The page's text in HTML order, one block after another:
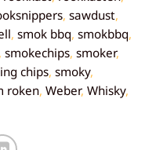
, sawdust,
, smok bbq, smokbbq,
, smokechips, smoker,
chips, smoky,
roken, Weber, Whisky,